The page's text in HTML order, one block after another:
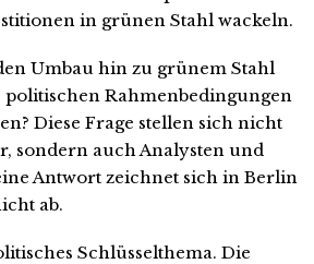
in grünen Stahl wackeln.
Umbau hin zu grünem Stahl
politischen Rahmenbedingungen
Diese Frage stellen sich nicht
sondern auch Analysten und
Antwort zeichnet sich in Berlin
ab.
Schlüsselthema. Die